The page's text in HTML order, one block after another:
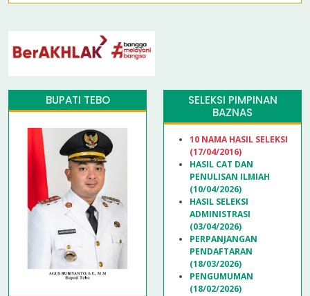
BUPATI TEBO
SELEKSI PIMPINAN
BAZNAS
10 NAMA HASIL SELEKSI
(17/04/2016)
HASIL CAT DAN
PENULISAN ILMIAH
(10/04/2026)
HASIL SELEKSI
ADMINISTRASI
(03/04/2026)
PERPANJANGAN
PENDAFTARAN
(18/03/2026)
PENGUMUMAN
(18/02/2026)